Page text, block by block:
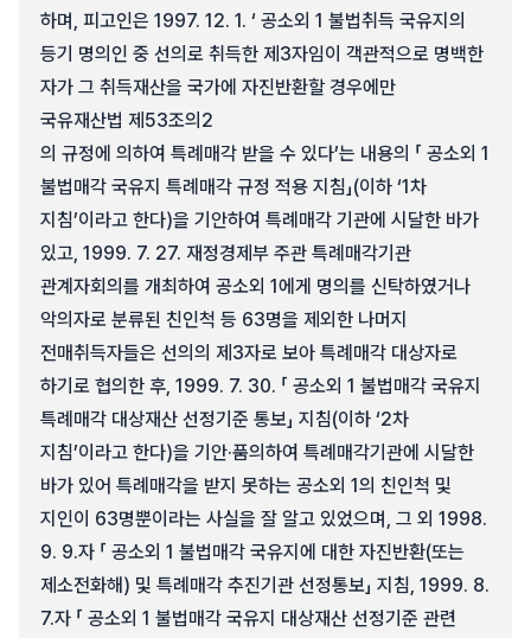
하며, 피고인은 1997. 12. 1. ‘ 공소외 1 불법취득 국유지의
등기 명의인 중 선의로 취득한 제3자임이 객관적으로 명백한
자가 그 취득재산을 국가에 자진반환할 경우에만
국유재산법 제53조의2
의 규정에 의하여 특례매각 받을 수 있다’는 내용의 「 공소외 1
불법매각 국유지 특례매각 규정 적용 지침」(이하 ‘1차
지침’이라고 한다)을 기안하여 특례매각 기관에 시달한 바가
있고, 1999. 7. 27. 재정경제부 주관 특례매각기관
관계자회의를 개최하여 공소외 1에게 명의를 신탁하였거나
악의자로 분류된 친인척 등 63명을 제외한 나머지
전매취득자들은 선의의 제3자로 보아 특례매각 대상자로
하기로 협의한 후, 1999. 7. 30. 「 공소외 1 불법매각 국유지
특례매각 대상재산 선정기준 통보」 지침(이하 ‘2차
지침’이라고 한다)을 기안·품의하여 특례매각기관에 시달한
바가 있어 특례매각을 받지 못하는 공소외 1의 친인척 및
지인이 63명뿐이라는 사실을 잘 알고 있었으며, 그 외 1998.
9. 9.자 「 공소외 1 불법매각 국유지에 대한 자진반환(또는
제소전화해) 및 특례매각 추진기관 선정통보」 지침, 1999. 8.
7.자 「 공소외 1 불법매각 국유지 대상재산 선정기준 관련